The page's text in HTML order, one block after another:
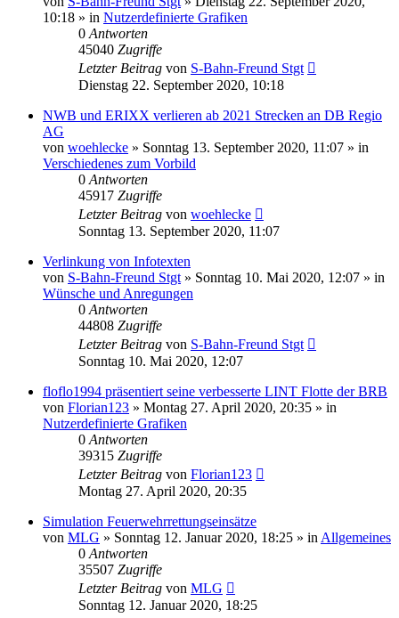
10:18 » in Nutzerdefinierte Grafiken
0 Antworten
45040 Zugriffe
Letzter Beitrag von S-Bahn-Freund Stgt
Dienstag 22. September 2020, 10:18
NWB und ERIXX verlieren ab 2021 Strecken an DB Regio
AG
von woehlecke » Sonntag 13. September 2020, 11:07 » in
Verschiedenes zum Vorbild
0 Antworten
45917 Zugriffe
Letzter Beitrag von woehlecke
Sonntag 13. September 2020, 11:07
Verlinkung von Infotexten
von S-Bahn-Freund Stgt » Sonntag 10. Mai 2020, 12:07 » in
Wünsche und Anregungen
0 Antworten
44808 Zugriffe
Letzter Beitrag von S-Bahn-Freund Stgt
Sonntag 10. Mai 2020, 12:07
floflo1994 präsentiert seine verbesserte LINT Flotte der BRB
von Florian123 » Montag 27. April 2020, 20:35 » in
Nutzerdefinierte Grafiken
0 Antworten
39315 Zugriffe
Letzter Beitrag von Florian123
Montag 27. April 2020, 20:35
Simulation Feuerwehrrettungseinsätze
von MLG » Sonntag 12. Januar 2020, 18:25 » in Allgemeines
0 Antworten
35507 Zugriffe
Letzter Beitrag von MLG
Sonntag 12. Januar 2020, 18:25